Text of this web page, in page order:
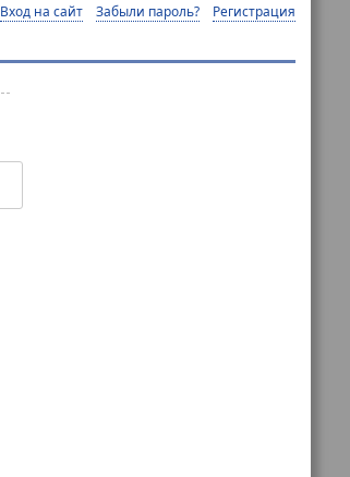
Вход на сайт Забыли пароль? Регистрация